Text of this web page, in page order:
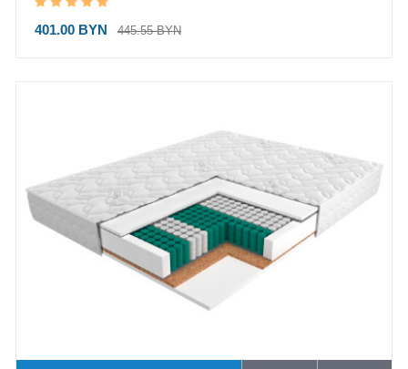
401.00 BYN 445.55 BYN